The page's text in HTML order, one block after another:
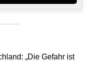
„Die Gefahr ist